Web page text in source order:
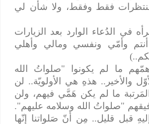
فقط وفقط، ولا شأن لي
في الدُعاء الوارد بعد الزيارات
أنتم وأمّي ونفسي ومالي وأهلي
ما لم يكونوا "صلواتُ الله
والأخير.. هذهِ هي الأولويّة.. لن
ما لم يكن هَمَّي فيهم، ولن
"صلواتُ الله وسلامه عليهم".
قبل قليل.. مِن أنّ صَلواتنا إنّها